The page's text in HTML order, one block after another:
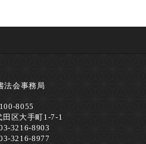
法会事務局
8055
田区大手町1-7-1
3216-8903
3216-8977